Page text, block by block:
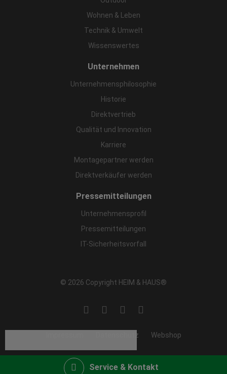
Service & Kontakt
Wohnen & Leben
Technik & Umwelt
Wissenswertes
Unternehmen
Unternehmensphilosophie
Historie
Direktvertrieb
Qualität und Innovation
Karriere
Montagepartner werden
Direktverkäufer werden
Pressemitteilungen
Unternehmensprofil
Pressemitteilungen
IT-Sicherheitsvorfall
© 2026 Copyright HEIM & HAUS®
Datenschutz Webshop